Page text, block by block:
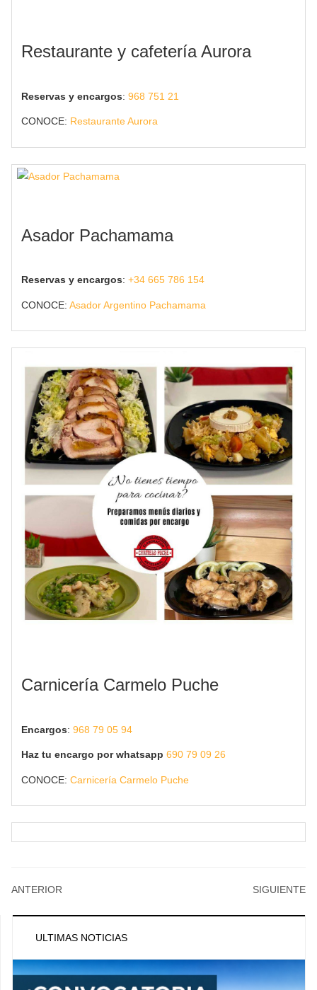
Restaurante y cafetería Aurora
Reservas y encargos: 968 751 21
CONOCE: Restaurante Aurora
Asador Pachamama
Reservas y encargos: +34 665 786 154
CONOCE: Asador Argentino Pachamama
Carnicería Carmelo Puche
Encargos: 968 79 05 94
Haz tu encargo por whatsapp 690 79 09 26
CONOCE: Carnicería Carmelo Puche
ANTERIOR SIGUIENTE
ULTIMAS NOTICIAS